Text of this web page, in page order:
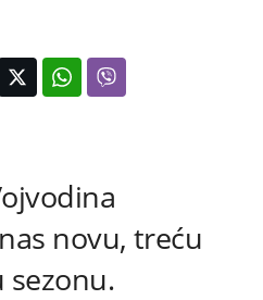
novu, treću
sezonu.